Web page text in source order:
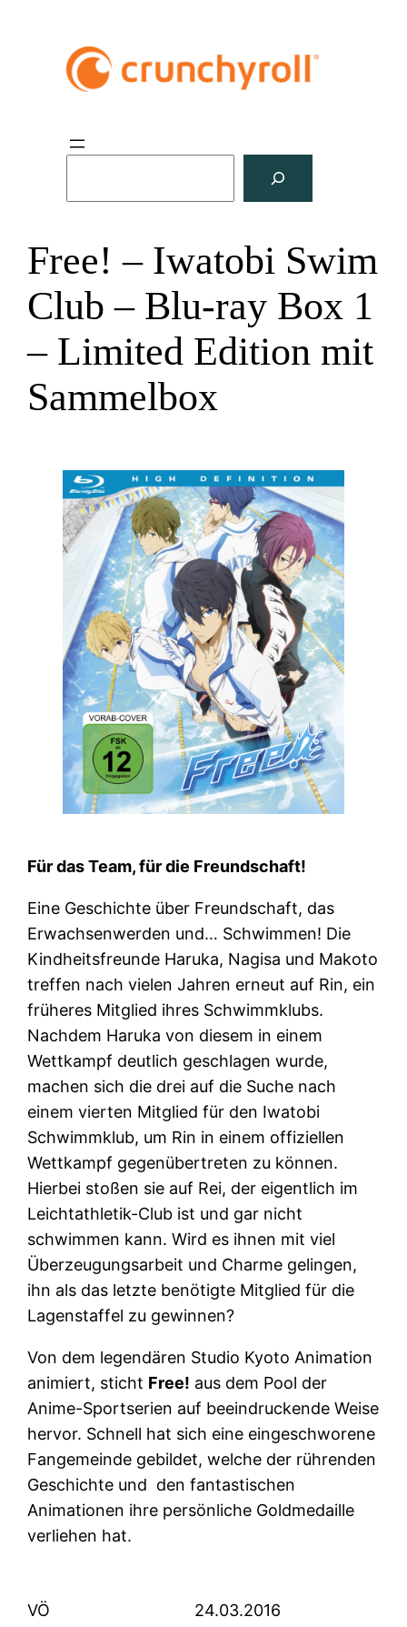
e
Free! – Iwatobi Swim
Club – Blu-ray Box 1
– Limited Edition mit
Sammelbox
Für das Team, für die Freundschaft!
Eine Geschichte über Freundschaft, das
Erwachsenwerden und… Schwimmen! Die
Kindheitsfreunde Haruka, Nagisa und Makoto
treffen nach vielen Jahren erneut auf Rin, ein
früheres Mitglied ihres Schwimmklubs.
Nachdem Haruka von diesem in einem
Wettkampf deutlich geschlagen wurde,
machen sich die drei auf die Suche nach
einem vierten Mitglied für den Iwatobi
Schwimmklub, um Rin in einem offiziellen
Wettkampf gegenübertreten zu können.
Hierbei stoßen sie auf Rei, der eigentlich im
Leichtathletik-Club ist und gar nicht
schwimmen kann. Wird es ihnen mit viel
Überzeugungsarbeit und Charme gelingen,
ihn als das letzte benötigte Mitglied für die
Lagenstaffel zu gewinnen?
Von dem legendären Studio Kyoto Animation
animiert, sticht Free! aus dem Pool der
Anime-Sportserien auf beeindruckende Weise
hervor. Schnell hat sich eine eingeschworene
Fangemeinde gebildet, welche der rührenden
Geschichte und den fantastischen
Animationen ihre persönliche Goldmedaille
verliehen hat.
VÖ 24.03.2016